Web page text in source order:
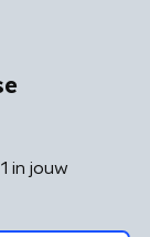
in jouw